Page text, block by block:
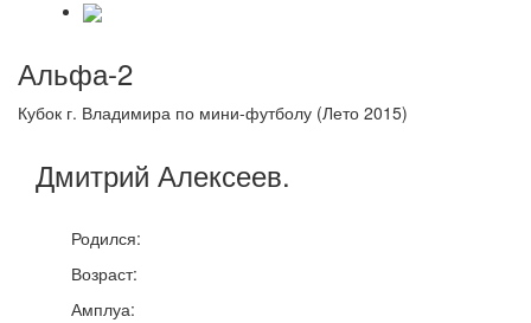
Альфа-2
Кубок г. Владимира по мини-футболу (Лето 2015)
Дмитрий Алексеев.
Родился:
Возраст:
Амплуа: